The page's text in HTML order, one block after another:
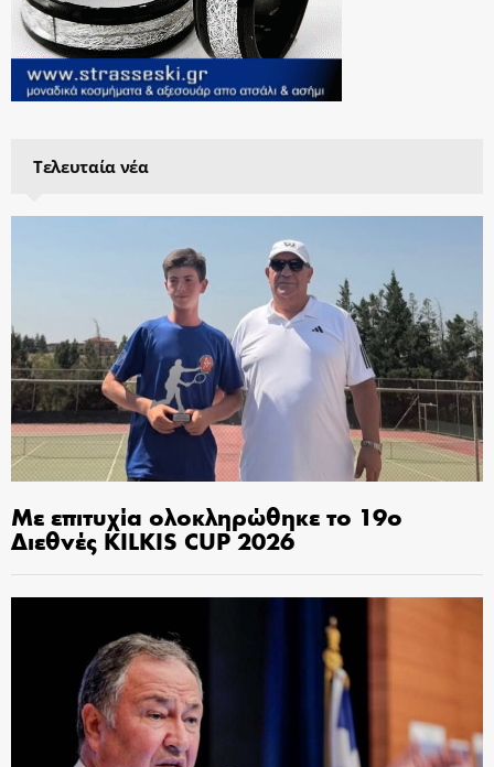
Τελευταία νέα
Με επιτυχία ολοκληρώθηκε το 19ο
Διεθνές KILKIS CUP 2026